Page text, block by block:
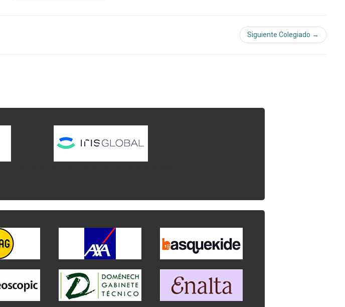
Siguiente Colegiado →